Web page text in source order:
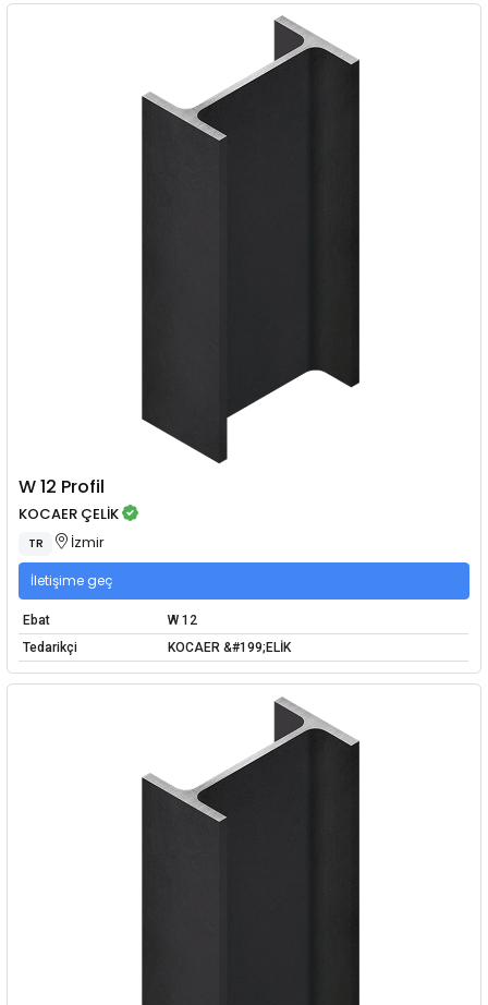
W 12 Profil
KOCAER ÇELİK
TR İzmir
İletişime geç
Ebat
W 12
Tedarikçi
KOCAER &#199;ELİK